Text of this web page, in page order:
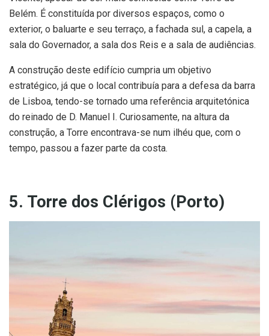
Belém. É constituída por diversos espaços, como o
exterior, o baluarte e seu terraço, a fachada sul, a capela, a
sala do Governador, a sala dos Reis e a sala de audiências.
A construção deste edifício cumpria um objetivo
estratégico, já que o local contribuía para a defesa da barra
de Lisboa, tendo-se tornado uma referência arquitetónica
do reinado de D. Manuel I. Curiosamente, na altura da
construção, a Torre encontrava-se num ilhéu que, com o
tempo, passou a fazer parte da costa.
5. Torre dos Clérigos (Porto)